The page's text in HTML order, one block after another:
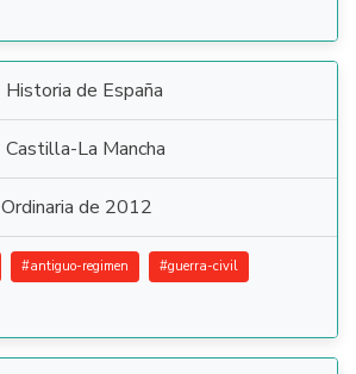
Historia de España
Castilla-La Mancha
Ordinaria de 2012
#antiguo-regimen #guerra-civil